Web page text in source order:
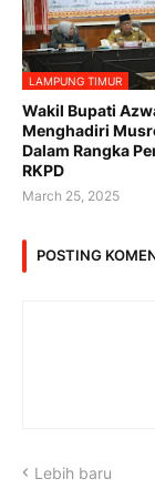
LAMPUNG TIMUR
Wakil Bupati
Menghadiri
Dalam Rangka
RKPD
March 25, 2025
POSTING
Lebih baru